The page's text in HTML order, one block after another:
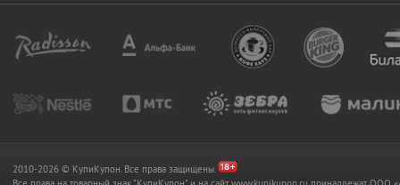
2010-2026 © КупиКупон. Все права защищены.